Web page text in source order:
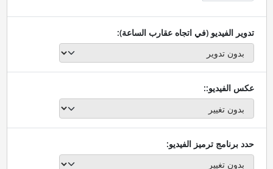
تدوير الفيديو (في اتجاه عقارب الساعة):
عكس الفيديو::
حدد برنامج ترميز الفيديو: